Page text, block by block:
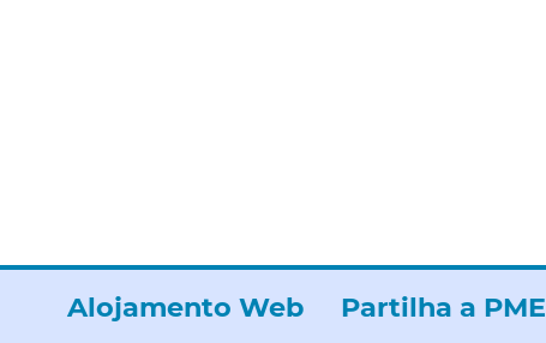
Alojamento Web Partilha a PME